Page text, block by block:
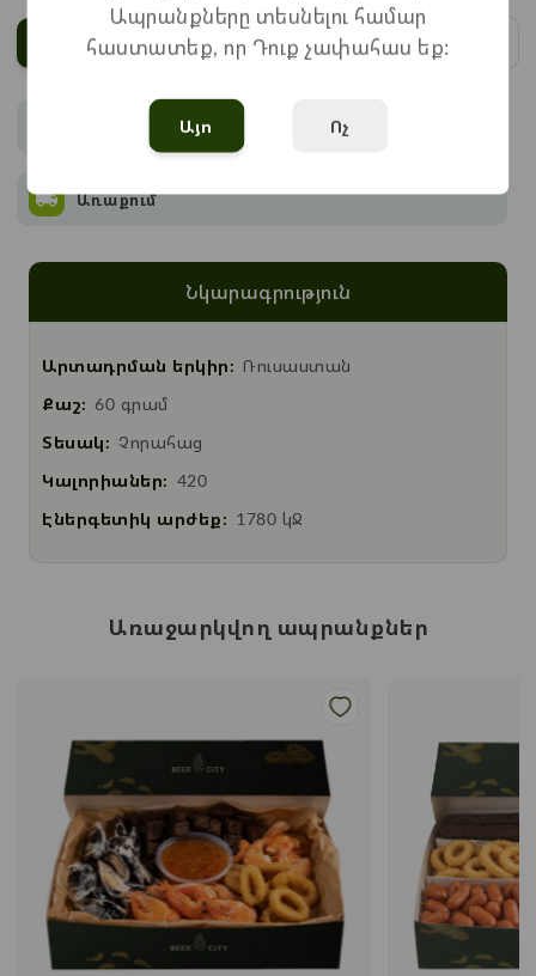
Ավելացնել
Առաքում
Նկարագրություն
Արտադրման երկիր: Ռուսաստան
Քաշ: 60 գրամ
Տեսակ: Չորահաց
Կալորիաներ: 420
Էներգետիկ արժեք: 1780 կՋ
Առաջարկվող ապրանքներ
Ապրանքները տեսնելու համար
հաստատեք, որ Դուք չափահաս եք:
Այո Ոչ